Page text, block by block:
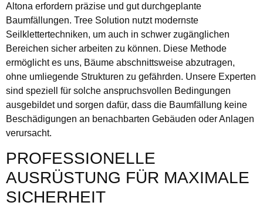
Altona erfordern präzise und gut durchgeplante
Baumfällungen. Tree Solution nutzt modernste
Seilklettertechniken, um auch in schwer zugänglichen
Bereichen sicher arbeiten zu können. Diese Methode
ermöglicht es uns, Bäume abschnittsweise abzutragen,
ohne umliegende Strukturen zu gefährden. Unsere Experten
sind speziell für solche anspruchsvollen Bedingungen
ausgebildet und sorgen dafür, dass die Baumfällung keine
Beschädigungen an benachbarten Gebäuden oder Anlagen
verursacht.
PROFESSIONELLE
AUSRÜSTUNG FÜR MAXIMALE
SICHERHEIT